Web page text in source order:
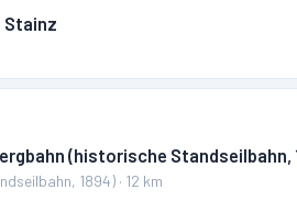
Stainz
(historische Standseilbahn,
1894) · 12 km